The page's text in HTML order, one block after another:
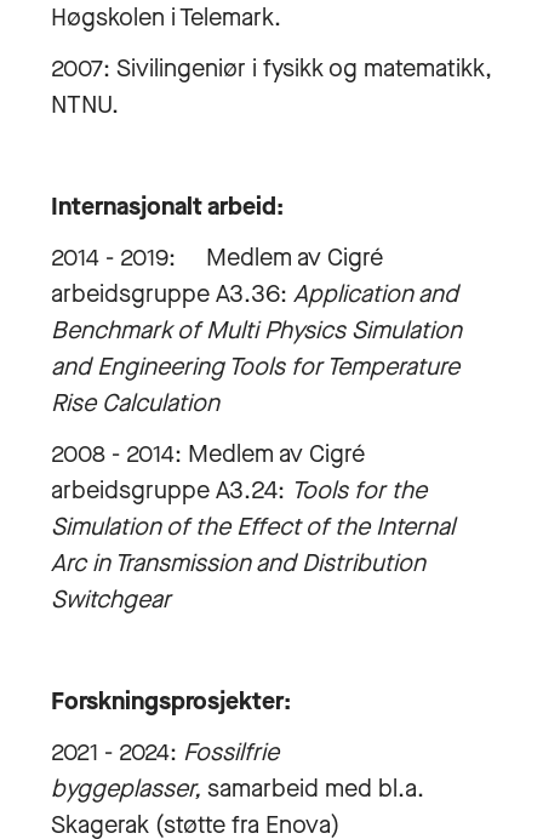
Høgskolen i Telemark.
2007: Sivilingeniør i fysikk og matematikk,
NTNU.
Internasjonalt arbeid:
2014 - 2019: Medlem av Cigré
arbeidsgruppe A3.36: Application and
Benchmark of Multi Physics Simulation
and Engineering Tools for Temperature
Rise Calculation
2008 - 2014: Medlem av Cigré
arbeidsgruppe A3.24: Tools for the
Simulation of the Effect of the Internal
Arc in Transmission and Distribution
Switchgear
Forskningsprosjekter:
2021 - 2024: Fossilfrie
byggeplasser, samarbeid med bl.a.
Skagerak (støtte fra Enova)